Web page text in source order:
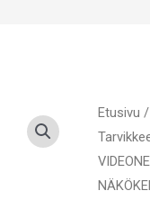
Etusivu /